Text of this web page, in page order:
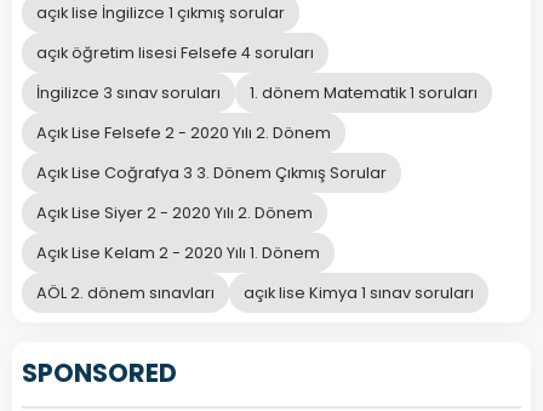
açık lise İngilizce 1 çıkmış sorular
açık öğretim lisesi Felsefe 4 soruları
İngilizce 3 sınav soruları
1. dönem Matematik 1 soruları
Açık Lise Felsefe 2 - 2020 Yılı 2. Dönem
Açık Lise Coğrafya 3 3. Dönem Çıkmış Sorular
Açık Lise Siyer 2 - 2020 Yılı 2. Dönem
Açık Lise Kelam 2 - 2020 Yılı 1. Dönem
AÖL 2. dönem sınavları
açık lise Kimya 1 sınav soruları
SPONSORED